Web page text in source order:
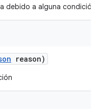
debido a alguna condición
reason)